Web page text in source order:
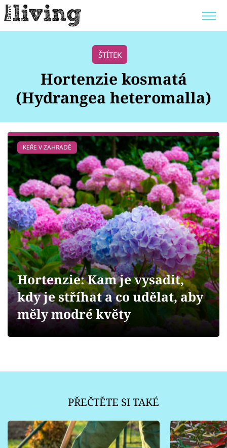
POKOJOVÉ KVĚTINY
ZAHRADA
Bydlení
Zahrada
Design
Sledujte prima+
Přihlášení
Sledujte nás
ŠTÍTEK
Hortenzie kosmatá
(Hydrangea heteromalla)
KEŘE V ZAHRADĚ
Hortenzie: Kam je vysadit,
kdy je stříhat a co udělat, aby
měly modré květy
PŘEČTĚTE SI TAKÉ